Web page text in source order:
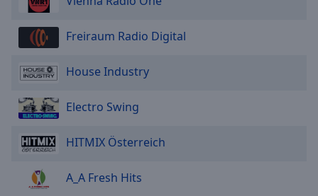
Freiraum Radio Digital
House Industry
Electro Swing
HITMIX Österreich
A_A Fresh Hits